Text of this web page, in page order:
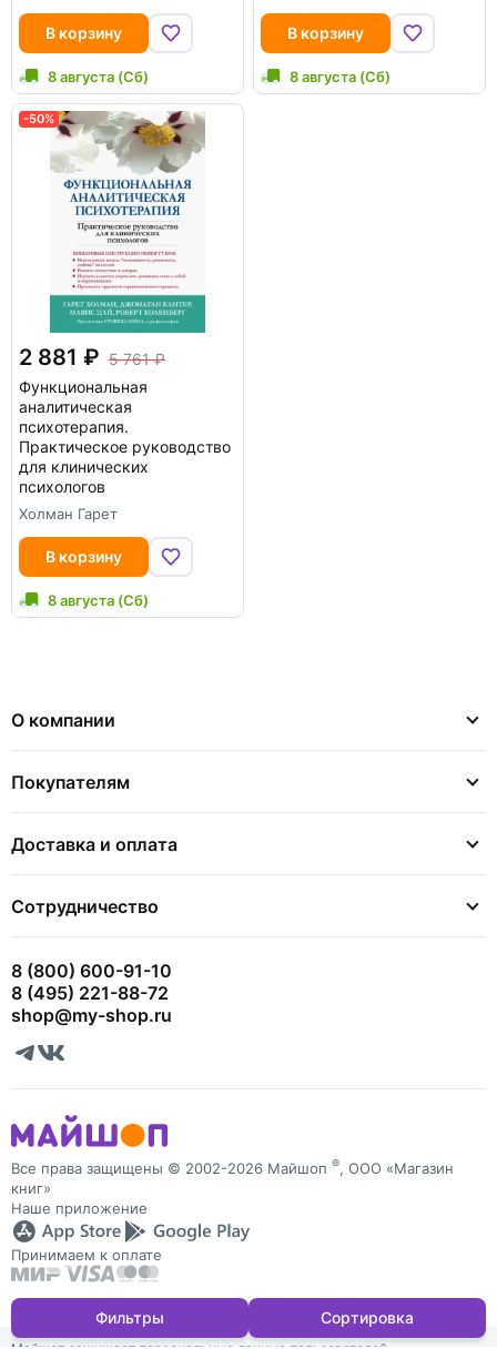
В корзину
8 августа (Сб)
В корзину
8 августа (Сб)
-50%
2 881
5 761
Функциональная
аналитическая
психотерапия.
Практическое руководство
для клинических
психологов
Холман Гарет
В корзину
8 августа (Сб)
Фильтры Сортировка
О компании
Покупателям
Доставка и оплата
Сотрудничество
8 (800) 600-91-10
8 (495) 221-88-72
shop@my-shop.ru
Все права защищены © 2002-2026 Майшоп ®, ООО «Магазин
книг»
Наше приложение
Принимаем к оплате